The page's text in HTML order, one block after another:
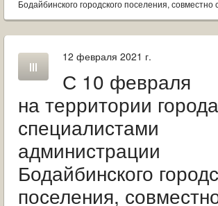
ОФИЦИАЛЬНЫЙ ВЕСТНИК БОДАЙБО
МУНИЦИПАЛЬНЫЕ УСЛУГИ
ОБРАЩЕНИЯ ГРАЖДАН
ГРАДОСТРОИТЕЛЬНАЯ ДЕЯТЕЛЬНОСТЬ
ИНФОРМИРОВАНИЕ НАСЕЛЕНИЯ
Бодайбинского городского поселения, совместно
12 февраля 2021 г.
С 10 февраля
на территории города
специалистами
администрации
Бодайбинского
поселения,